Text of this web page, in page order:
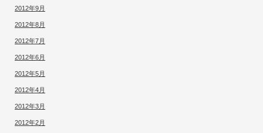
2012年9月
2012年8月
2012年7月
2012年6月
2012年5月
2012年4月
2012年3月
2012年2月